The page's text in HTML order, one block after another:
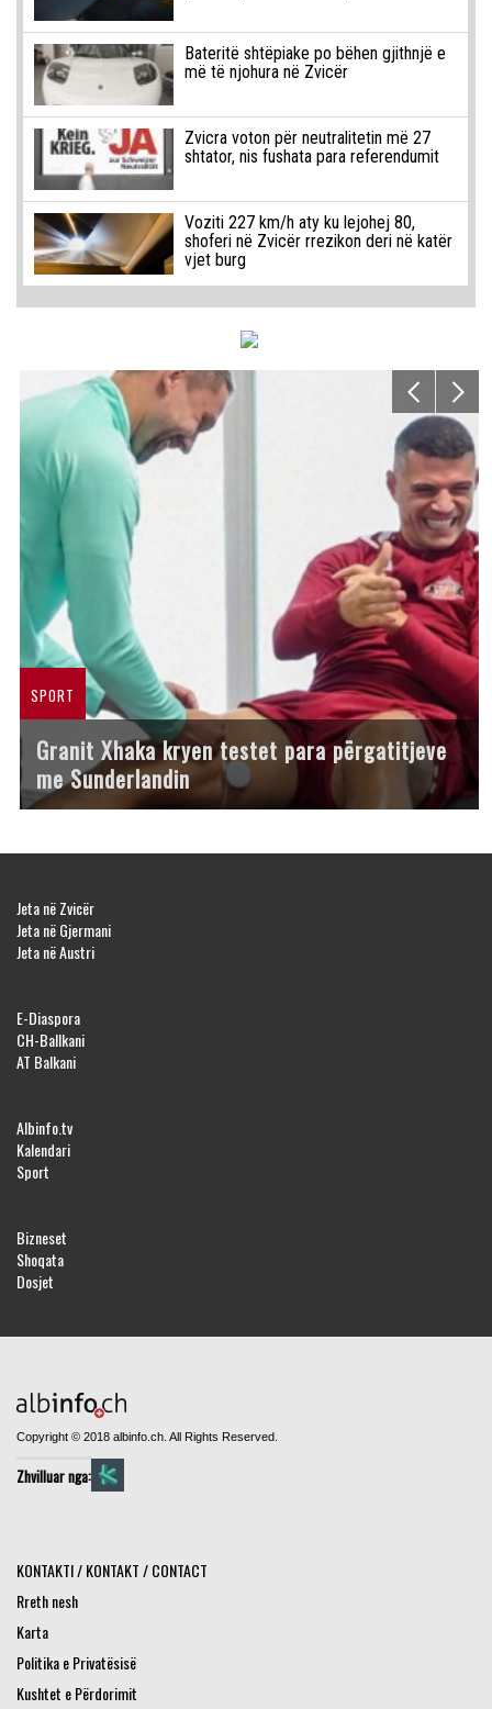
Bateritë shtëpiake po bëhen gjithnjë e
më të njohura në Zvicër
Zvicra voton për neutralitetin më 27
shtator, nis fushata para referendumit
Voziti 227 km/h aty ku lejohej 80,
shoferi në Zvicër rrezikon deri në katër
vjet burg
SPORT
Granit Xhaka kryen testet para përgatitjeve
me Sunderlandin
Jeta në Zvicër
Jeta në Gjermani
Jeta në Austri
E-Diaspora
CH-Ballkani
AT Balkani
Albinfo.tv
Kalendari
Sport
Bizneset
Shoqata
Dosjet
Copyright © 2018 albinfo.ch. All Rights Reserved.
Zhvilluar nga:
KONTAKTI / KONTAKT / CONTACT
Rreth nesh
Karta
Politika e Privatësisë
Kushtet e Përdorimit